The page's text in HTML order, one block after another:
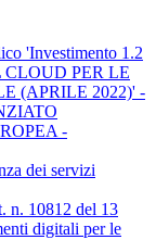
'Investimento 1.2
PER LE
(APRILE 2022)' -
-
dei servizi
n. 10812 del 13
digitali per le